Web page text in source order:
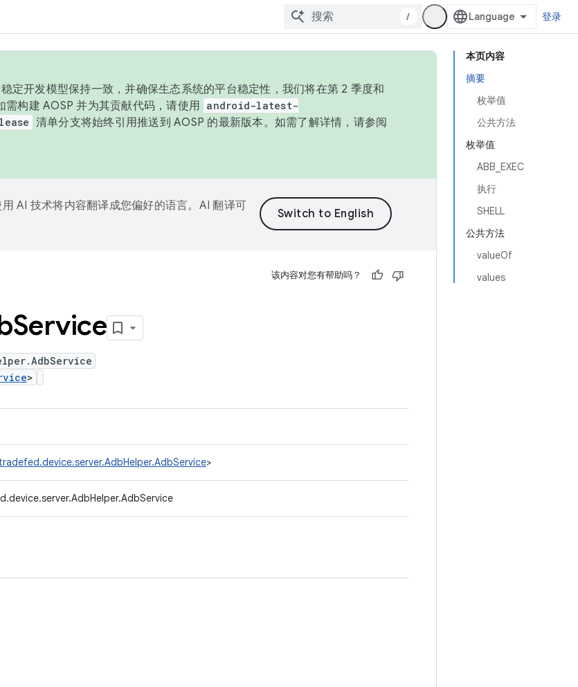
/ 登录
本页内容
摘要
枚举值
公共方法
枚举值
ABB_EXEC
执行
SHELL
公共方法
valueOf
values
定开发模型保持一致，并确保生态系统的平台稳定性，我们将在第 2 季度和
构建 AOSP 并为其贡献代码，请使用 android-latest-
清单分支将始终引用推送到 AOSP 的最新版本。如需了解详情，请参阅
AI 技术将内容翻译成您偏好的语言。AI 翻译可
该内容对您有帮助吗？
Service
>
>